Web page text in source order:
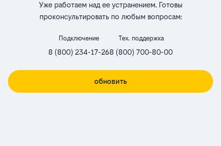
Уже работаем над ее устранением. Готовы
проконсультировать по любым вопросам:
Подключение
8 (800) 234-17-26
Тех. поддержка
8 (800) 700-80-00
обновить